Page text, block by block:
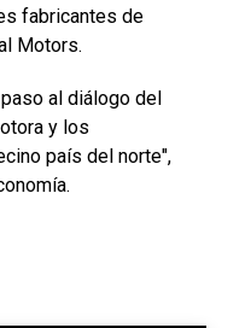
fabricantes de
Motors.
al diálogo del
y los
país del norte",